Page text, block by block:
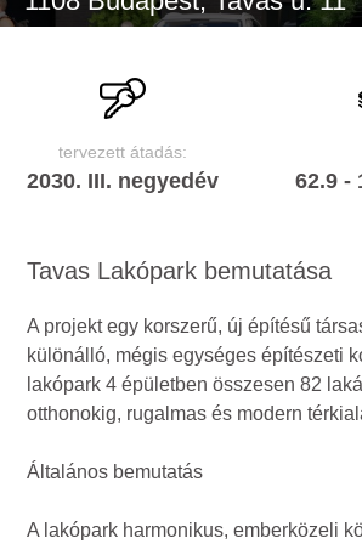
tervezett átadás:
2030. III. negyedév 62.9 -
Tavas Lakópark bemutatása
A projekt egy korszerű, új építésű
különálló, mégis egységes építészeti
lakópark 4 épületben összesen 82
otthonokig, rugalmas és modern
Általános bemutatás
A lakópark harmonikus, emberközeli